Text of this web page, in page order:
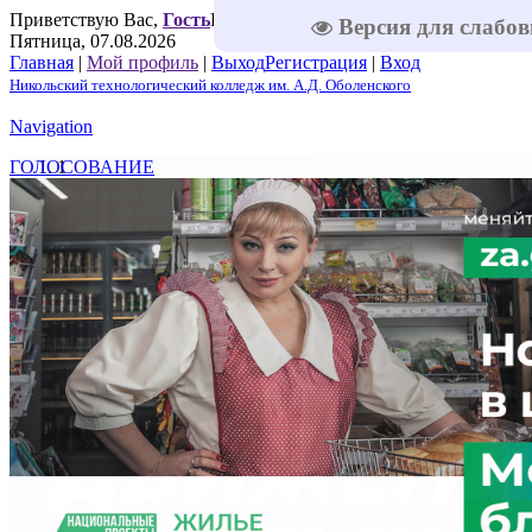
Версия для
Приветствую Вас, ГостьПриветствую Вас ,Гость |RSS |
Пятница, 07.08.2026
Главная | Мой профиль | ВыходРегистрация | Вход
Никольский технологический колледж им. А.Д. Оболенского
Navigation
ГОЛОСОВАНИЕ
1
2
4
5
Решаем вместе